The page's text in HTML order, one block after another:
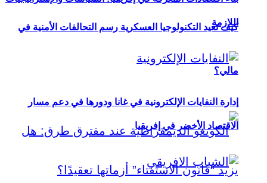
كيف تعيد التكنولوجيا العسكرية رسم التحالفات الأمنية في
مالي؟
اللازمة
إدارة النفايات الإلكترونية في غانا ودورها في دعم مسار
الاقتصاد الأخضر في إفريقيا